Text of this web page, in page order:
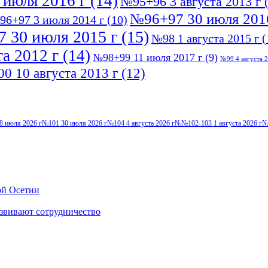
3 июля 2014 г (10) №96+97 30 июля
30 июля 2015 г (15) №98 1 августа 2015 г
2012 г (14) №98+99 11 июля 2017 г (9) №99 4 августа
10 августа 2013 г (12)
июля 2026 г№101 30 июля 2026 г№104 4 августа 2026 г№№102-103 1 августа 2026 г
Осетии
сотрудничество